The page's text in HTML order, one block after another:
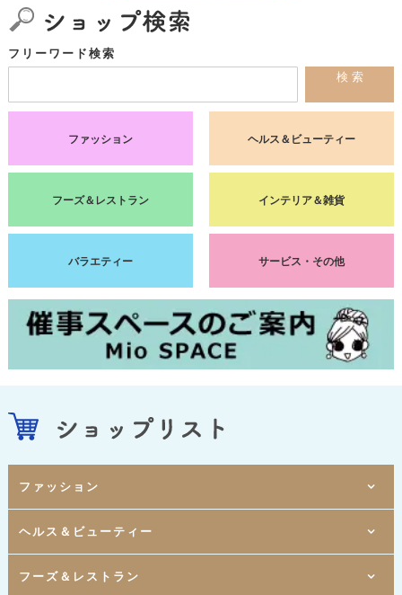
フリーワード検索
検 索
ファッション ヘルス＆ビューティー
フーズ＆レストラン インテリア＆雑貨
バラエティー サービス・その他
ファッション
Mio1-1F [ レディスウェア ]
DOSCH
Mio1-1F [ レディスウェア ]
ハニーズ
Mio1-1F [ きもの・和装小物 ]
ヘルス＆ビューティー
Mio2-1F [ ヘアカット専門店 ]
フーズ＆レストラン